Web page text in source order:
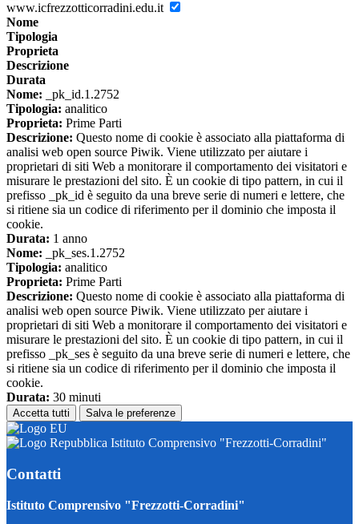
www.icfrezzotticorradini.edu.it
Nome
Tipologia
Proprieta
Descrizione
Durata
Nome: _pk_id.1.2752
Tipologia: analitico
Proprieta: Prime Parti
Descrizione: Questo nome di cookie è associato alla piattaforma di
analisi web open source Piwik. Viene utilizzato per aiutare i
proprietari di siti Web a monitorare il comportamento dei visitatori e
misurare le prestazioni del sito. È un cookie di tipo pattern, in cui il
prefisso _pk_id è seguito da una breve serie di numeri e lettere, che
si ritiene sia un codice di riferimento per il dominio che imposta il
cookie.
Durata: 1 anno
Nome: _pk_ses.1.2752
Tipologia: analitico
Proprieta: Prime Parti
Descrizione: Questo nome di cookie è associato alla piattaforma di
analisi web open source Piwik. Viene utilizzato per aiutare i
proprietari di siti Web a monitorare il comportamento dei visitatori e
misurare le prestazioni del sito. È un cookie di tipo pattern, in cui il
prefisso _pk_ses è seguito da una breve serie di numeri e lettere, che
si ritiene sia un codice di riferimento per il dominio che imposta il
cookie.
Durata: 30 minuti
Accetta tutti Salva le preferenze
Istituto Comprensivo "Frezzotti-Corradini"
Contatti
Istituto Comprensivo "Frezzotti-Corradini"